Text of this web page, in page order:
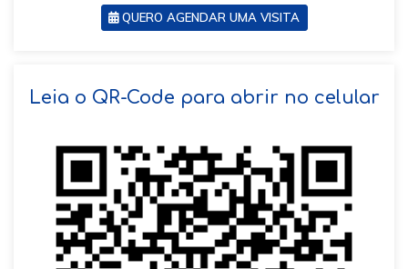
QUERO AGENDAR UMA VISITA
Leia o QR-Code para abrir no celular